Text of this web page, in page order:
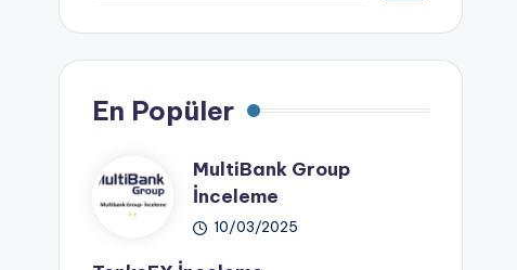
En Popüler
MultiBank Group
İnceleme
10/03/2025